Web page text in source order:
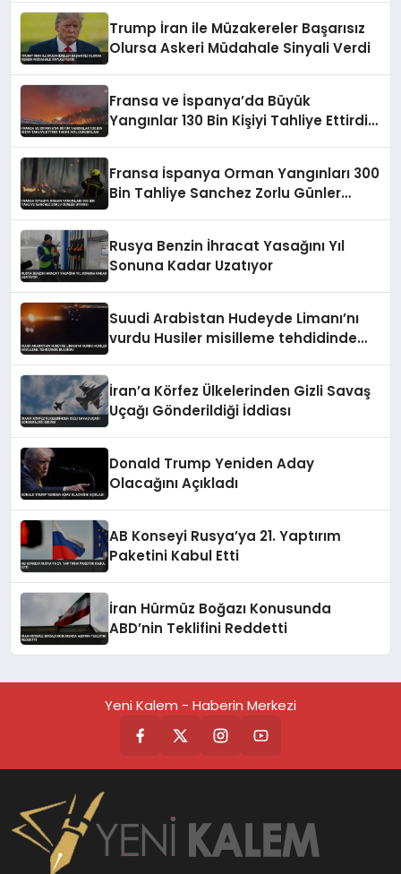
Trump İran ile Müzakereler Başarısız
Olursa Askeri Müdahale Sinyali Verdi
Fransa ve İspanya’da Büyük
Yangınlar 130 Bin Kişiyi Tahliye Ettirdi
Fransa İspanya Orman Yangınları 300
Bin Tahliye Sanchez Zorlu Günler
Rusya Benzin İhracat Yasağını Yıl
Sonuna Kadar Uzatıyor
Suudi Arabistan Hudeyde Limanı’nı
vurdu Husiler misilleme tehdidinde
İran’a Körfez Ülkelerinden Gizli Savaş
Uçağı Gönderildiği İddiası
Donald Trump Yeniden Aday
Olacağını Açıkladı
AB Konseyi Rusya’ya 21. Yaptırım
Paketini Kabul Etti
İran Hürmüz Boğazı Konusunda
ABD’nin Teklifini Reddetti
Yeni Kalem - Haberin Merkezi